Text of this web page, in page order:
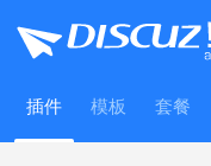
插件 模板 套餐